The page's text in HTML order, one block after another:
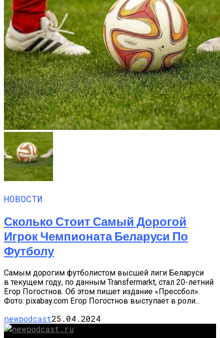
НОВОСТИ
Сколько Стоит Самый Дорогой
Игрок Чемпионата Беларуси По
Футболу
Самым дорогим футболистом высшей лиги Беларуси
в текущем году, по данным Transfermarkt, стал 20-летний
Егор Погостнов. Об этом пишет издание «Прессбол».
Фото: pixabay.com Егор Погостнов выступает в роли...
newpodcast25.04.2024